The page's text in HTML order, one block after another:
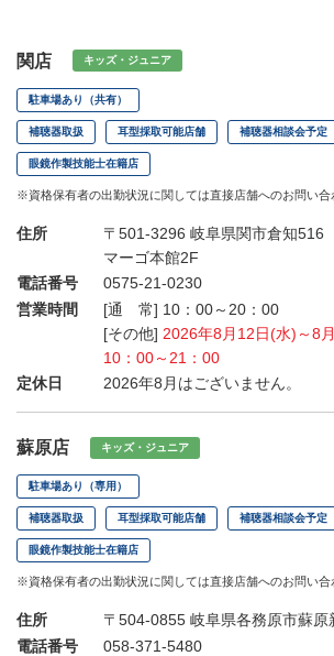
関店 キッズ・ジュニア
駐車場あり（共有）
補聴器取扱 耳型採取可能店舗 補聴器相談会予定
眼鏡作製技能士在籍店
※資格保有者の出勤状況に関しては直接店舗へのお問い合
住所
〒501-3296 岐阜県関市倉知516
マーゴ本館2F
電話番号
0575-21-0230
営業時間
[通 常] 10：00～20：00
[その他] 2026年8月12日(水)～8
10：00～21：00
定休日
2026年8月はございません。
蘇原店 キッズ・ジュニア
駐車場あり（専用）
補聴器取扱 耳型採取可能店舗 補聴器相談会予定
眼鏡作製技能士在籍店
※資格保有者の出勤状況に関しては直接店舗へのお問い合
住所
〒504-0855 岐阜県各務原市蘇原
電話番号
058-371-5480